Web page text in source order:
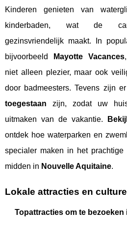
Kinderen genieten van
kinderbaden, wat de
gezinsvriendelijk maakt. In
bijvoorbeeld
Mayotte Vacances
niet alleen plezier, maar ook
door badmeesters. Tevens zijn
toegestaan zijn, zodat uw
uitmaken van de vakantie.
ontdek hoe waterparken en
specialer maken in het prachtige
midden in Nouvelle Aquitaine.
Lokale attracties en
Topattracties om te bezoeken